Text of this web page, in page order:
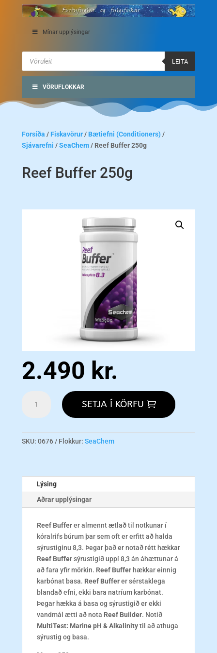
Mínar upplýsingar
Products
search
LEITA
VÖRUFLOKKAR
Forsíða / Fiskavörur/ Bætiefni (Conditioners) /
Sjávarefni /SeaChem/ Reef Buffer 250g
Reef Buffer 250g
2.490 kr.
Buffer
SETJA Í KÖRFU
SKU: 0676 Flokkur: SeaChem
Lýsing
Aðrar upplýsingar
Reef Bufferer almennt ætlað til notkunar í
kóralrifs búrum þar sem oft er erfitt að halda
sýrustiginu 8,3. Þegar það er notað rétt hækkar
Reef Buffersýrustigið uppí 8,3 án áhættunar á
að fara yfir mörkin. Reef Bufferhækkar einnig
karbónat basa. Reef Bufferer sérstaklega
blandað efni, ekki bara natríum karbónat.
Þegar hækka á basa og sýrustigið er ekki
vandmál ætti að nota Reef Builder. Notið
MultiTest: Marine pH & Alkalinitytil að athuga
sýrustig og basa.